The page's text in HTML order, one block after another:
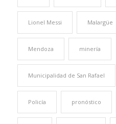
Lionel Messi Malargüe
Mendoza minería
Municipalidad de San Rafael
Policía pronóstico